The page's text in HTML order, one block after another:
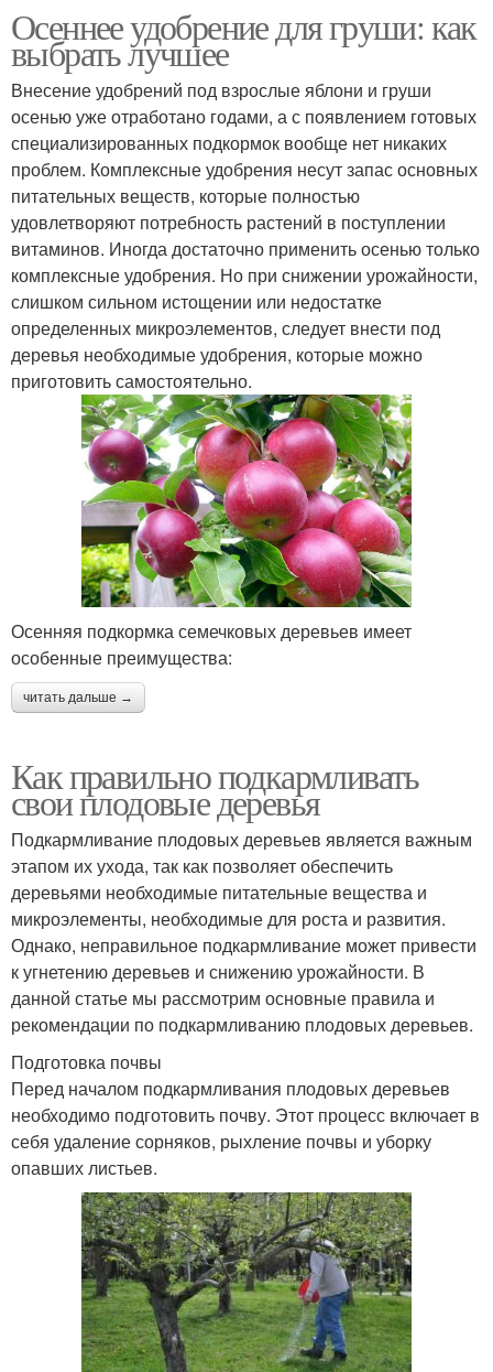
Осеннее удобрение для груши: как
выбрать лучшее
Внесение удобрений под взрослые яблони и груши
осенью уже отработано годами, а с появлением готовых
специализированных подкормок вообще нет никаких
проблем. Комплексные удобрения несут запас основных
питательных веществ, которые полностью
удовлетворяют потребность растений в поступлении
витаминов. Иногда достаточно применить осенью только
комплексные удобрения. Но при снижении урожайности,
слишком сильном истощении или недостатке
определенных микроэлементов, следует внести под
деревья необходимые удобрения, которые можно
приготовить самостоятельно.
Осенняя подкормка семечковых деревьев имеет
особенные преимущества:
читать дальше →
Как правильно подкармливать
свои плодовые деревья
Подкармливание плодовых деревьев является важным
этапом их ухода, так как позволяет обеспечить
деревьями необходимые питательные вещества и
микроэлементы, необходимые для роста и развития.
Однако, неправильное подкармливание может привести
к угнетению деревьев и снижению урожайности. В
данной статье мы рассмотрим основные правила и
рекомендации по подкармливанию плодовых деревьев.
Подготовка почвы
Перед началом подкармливания плодовых деревьев
необходимо подготовить почву. Этот процесс включает в
себя удаление сорняков, рыхление почвы и уборку
опавших листьев.